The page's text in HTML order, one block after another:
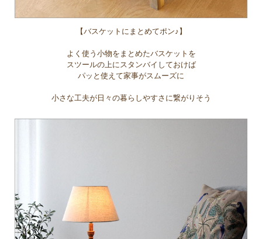
【バスケットにまとめてポン♪】
よく使う小物をまとめたバスケットを
スツールの上にスタンバイしておけば
パッと使えて家事がスムーズに
小さな工夫が日々の暮らしやすさに繋がりそう